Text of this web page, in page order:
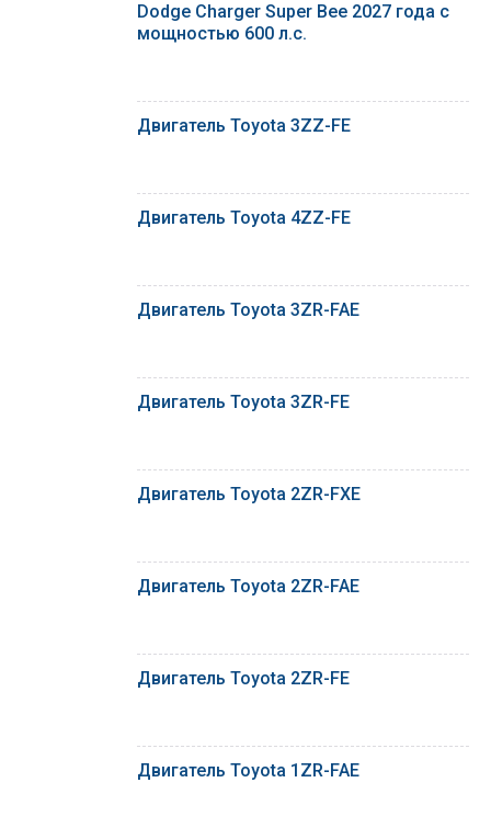
Dodge Charger Super Bee 2027 года с
мощностью 600 л.с.
Двигатель Toyota 3ZZ-FE
Двигатель Toyota 4ZZ-FE
Двигатель Toyota 3ZR-FAE
Двигатель Toyota 3ZR-FE
Двигатель Toyota 2ZR-FXE
Двигатель Toyota 2ZR-FAE
Двигатель Toyota 2ZR-FE
Двигатель Toyota 1ZR-FAE